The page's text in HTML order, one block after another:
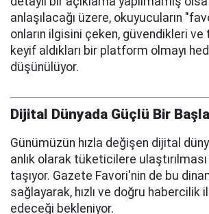
anlaşılacağı üzere, okuyucuların
onların ilgisini çeken, güvendikleri
keyif aldıkları bir platform olmayı
düşünülüyor.
Dijital Dünyada Güçlü Bir
Günümüzün hızla değişen dijital
anlık olarak tüketicilere
taşıyor. Gazete Favori'nin de bu
sağlayarak, hızlı ve doğru habercilik
edeceği bekleniyor.